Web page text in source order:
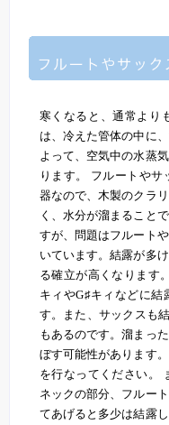
寒くなると、通常より
は、冷えた管体の中に
よって、空気中の水蒸
ります。 フルートや
器なので、木製のクラ
く、水分が溜まること
すが、問題はフルート
いています。結露が多
る確立が高くなります
キィやG♯キィなどに結
す。また、サックスも
もあるのです。溜まっ
ぼす可能性があります
を行なってください。
ネックの部分、フルー
てあげると多少は結露